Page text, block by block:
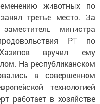
животных по
третье место. За
министра
РТ по
вручил ему
На республиканском
в совершенном
технологией
работает в хозяйстве